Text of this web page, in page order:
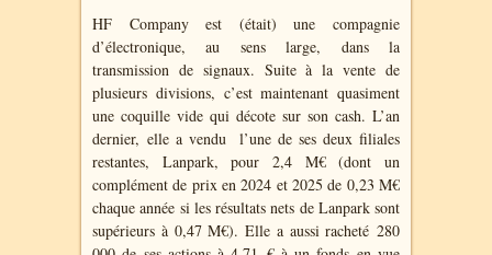
HF Company est (était) une compagnie
d’électronique, au sens large, dans la
transmission de signaux. Suite à la vente de
plusieurs divisions, c’est maintenant quasiment
une coquille vide qui décote sur son cash. L’an
dernier, elle a vendu l’une de ses deux filiales
restantes, Lanpark, pour 2,4 M€ (dont un
complément de prix en 2024 et 2025 de 0,23 M€
chaque année si les résultats nets de Lanpark sont
supérieurs à 0,47 M€). Elle a aussi racheté 280